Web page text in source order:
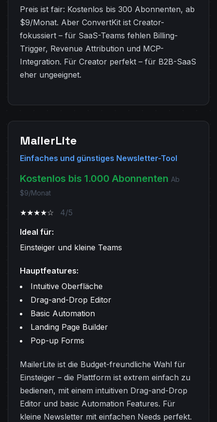
Preis ist fair: Kostenlos bis 300 Abonnenten, ab
$9/Monat. Aber ConvertKit ist Creator-
fokussiert – für SaaS-Teams fehlen Billing-
Trigger, Revenue Attribution und MCP-
Integration. Für Creator perfekt – für B2B-SaaS
eher ungeeignet.
MailerLite
Einfaches und günstiges Newsletter-Tool
Kostenlos bis 1.000 Abonnenten Ab
$9/Monat
★★★★☆
4/5
Ideal für:
Einsteiger und kleine Teams
Hauptfeatures:
Intuitive Oberfläche
Drag-and-Drop Editor
Basic Automation
Landing Page Builder
Pop-up Forms
MailerLite ist die Budget-freundliche Wahl für
Einsteiger – die Plattform ist extrem einfach zu
bedienen, mit einem intuitiven Drag-and-Drop
Editor und basic Automation Features. Für
kleine Newsletter mit einfachen Needs perfekt.